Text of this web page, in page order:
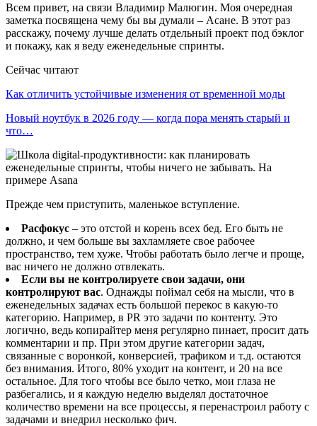
Всем привет, на связи Владимир Малюгин. Моя очередная
заметка посвящена чему бы вы думали – Асане. В этот раз
расскажу, почему лучше делать отдельный проект под бэклог
и покажу, как я веду еженедельные спринты.
Сейчас читают
Как отличить устойчивые изменения от временной моды
Новый ноутбук в 2026 году — когда пора менять старый и
что…
Прежде чем приступить, маленькое вступление.
Расфокус – это отстой и корень всех бед. Его быть не
должно, и чем больше вы захламляете свое рабочее
пространство, тем хуже. Чтобы работать было легче и проще,
вас ничего не должно отвлекать.
Если вы не контролируете свои задачи, они
контролируют вас. Однажды поймал себя на мысли, что в
еженедельных задачах есть большой перекос в какую-то
категорию. Например, в PR это задачи по контенту. Это
логично, ведь копирайтер меня регулярно пинает, просит дать
комментарии и пр. При этом другие категории задач,
связанные с воронкой, конверсией, трафиком и т.д. остаются
без внимания. Итого, 80% уходит на контент, и 20 на все
остальное. Для того чтобы все было четко, мои глаза не
разбегались, и я каждую неделю выделял достаточное
количество времени на все процессы, я перенастроил работу с
задачами и внедрил несколько фич.